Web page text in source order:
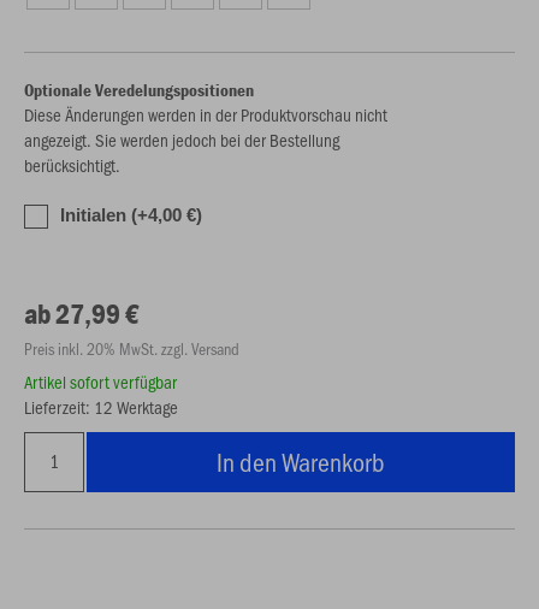
Optionale Veredelungspositionen
Diese Änderungen werden in der Produktvorschau nicht
angezeigt. Sie werden jedoch bei der Bestellung
berücksichtigt.
Initialen (+4,00 €)
ab 27,99 €
Preis inkl. 20% MwSt. zzgl. Versand
Artikel sofort verfügbar
Lieferzeit: 12 Werktage
In den Warenkorb